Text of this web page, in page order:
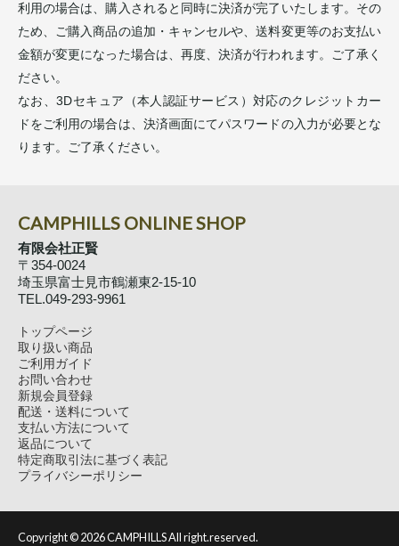
利用の場合は、購入されると同時に決済が完了いたします。その
ため、ご購入商品の追加・キャンセルや、送料変更等のお支払い
金額が変更になった場合は、再度、決済が行われます。ご了承く
ださい。
なお、3Dセキュア（本人認証サービス）対応のクレジットカー
ドをご利用の場合は、決済画面にてパスワードの入力が必要とな
ります。ご了承ください。
CAMPHILLS ONLINE SHOP
有限会社正賢
〒354-0024
埼玉県富士見市鶴瀬東2-15-10
TEL.049-293-9961
トップページ
取り扱い商品
ご利用ガイド
お問い合わせ
新規会員登録
配送・送料について
支払い方法について
返品について
特定商取引法に基づく表記
プライバシーポリシー
Copyright ©2026 CAMPHILLS All right.reserved.